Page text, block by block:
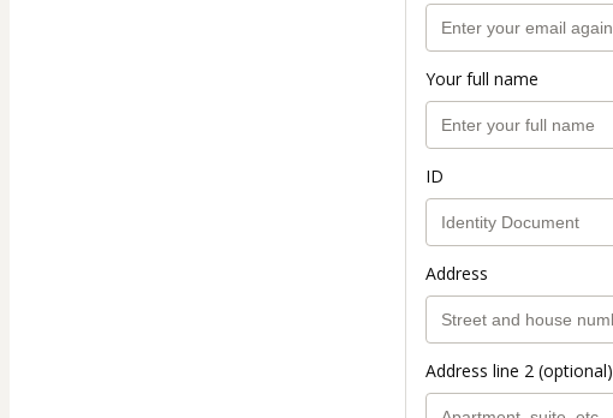
Your full name
ID
Address
Address line 2 (optional)